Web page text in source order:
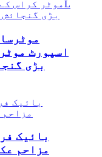
اسپورٹ
بائیک
مزاحم